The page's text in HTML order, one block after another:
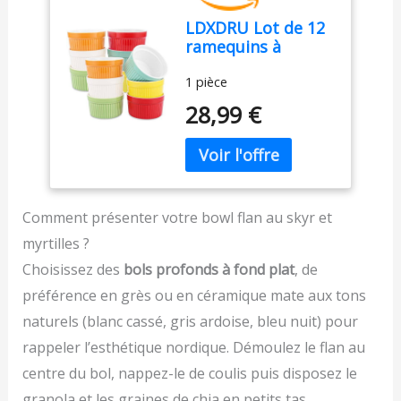
soupes et plus avec
l'appli HomeID - Des
recettes personnalisées
à suivre étape par étape
CONTENU DE LA BOITE
: Blender, pichet en
plastique lavable au lave-
vaisselle, gourde
crèmes anglaises. Ils
résistent aux chocs
thermiques et
micro-ondes et au lave-
vaisselle. Conception
compacte avec une
contenance de 130 ml,
un diamètre de 9 cm et
une hauteur de 5 cm.
Parfait pour un usage
domestique ou
LDXDRU Lot de 12
ramequins à
céramique -
Passent au four -
200 ml - Pour
crème brûlée -
Mini ramequins en
porcelaine
multicolore pour
desserts, muffins
1 pièce
28,99 €
Comment présenter votre bowl flan au skyr et
myrtilles ?
Choisissez des bols profonds à fond plat, de
préférence en grès ou en céramique mate aux tons
naturels (blanc cassé, gris ardoise, bleu nuit) pour
rappeler l’esthétique nordique. Démoulez le flan au
centre du bol, nappez-le de coulis puis disposez le